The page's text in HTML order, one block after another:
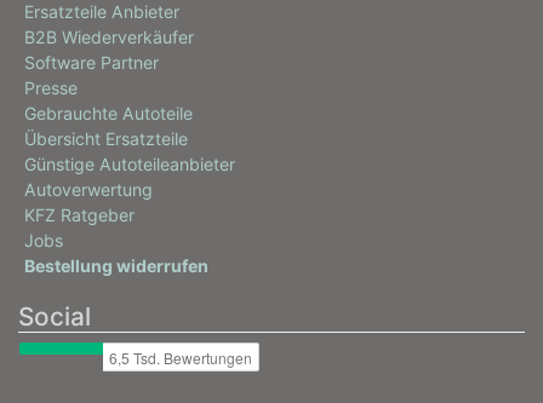
05/2010 - heute
MOVANO B Kasten (X62)
2.3 CDTI FWD (FV)
0035AMQ, 0035AOO, 0035AOP
1844ACE, 1844ACH
OPEL
Ersatzteile Anbieter
B2B Wiederverkäufer
Software Partner
Presse
Gebrauchte Autoteile
Übersicht Ersatzteile
Günstige Autoteileanbieter
Autoverwertung
KFZ Ratgeber
Jobs
Bestellung widerrufen
Social